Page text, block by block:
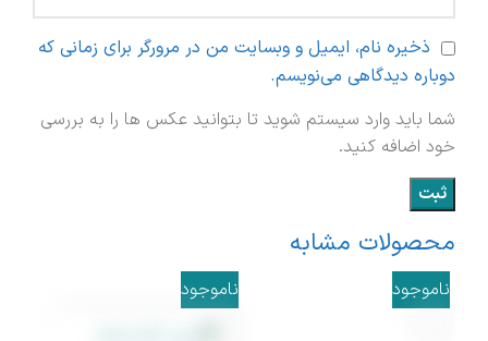
ذخیره نام، ایمیل و وبسایت من در مرورگر برای زمانی که
دوباره دیدگاهی می‌نویسم.
شما باید وارد سیستم شوید تا بتوانید عکس ها را به بررسی
خود اضافه کنید.
محصولات مشابه
ناموجود ناموجود